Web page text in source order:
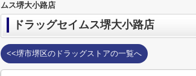
ムス堺大小路店
ドラッグセイムス堺大小路店
<<堺市堺区のドラッグストアの一覧へ